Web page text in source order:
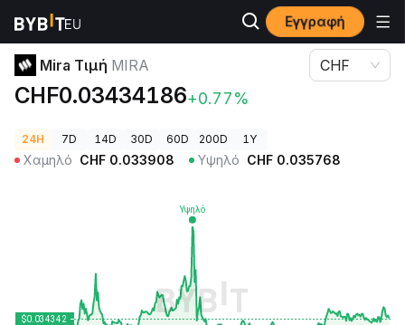
Εγγραφή
Τιμές Κρυπτονομισμάτων Mira Τιμή MIRA
Mira Τιμή MIRA
CHF0.03434186+0.77%
CHF
24H 7D 14D 30D 60D 200D 1Y
Χαμηλό CHF 0.033908 Υψηλό CHF 0.035768